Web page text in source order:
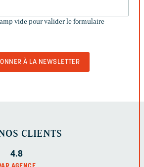
CHAMP
vide pour valider le formulaire
CLIENTS
4.8